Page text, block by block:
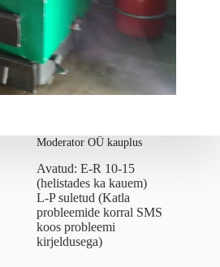
Moderator OÜ kauplus
Avatud: E-R 10-15
(helistades ka kauem)
L-P suletud (Katla
probleemide korral SMS
koos probleemi
kirjeldusega)